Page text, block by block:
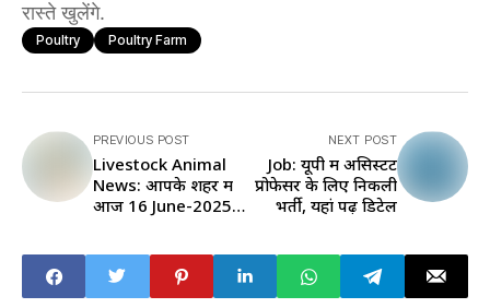
रास्ते खुलेंगे.
Poultry Poultry Farm
PREVIOUS POST
Livestock Animal
News: आपके शहर में
आज 16 June-2025
NEXT POST
Job: यूपी में असिस्टेंट
प्रोफेसर के लिए निकली
भर्ती, यहां पढ़ें डिटेल